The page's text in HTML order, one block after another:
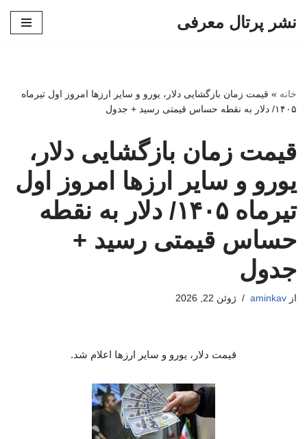
نشر پرتال معرفی
خانه » قیمت زمان بازگشایی دلار، یورو و سایر ارزها امروز اول تیرماه
۱۴۰۵/ دلار به نقطه حساس قیمتی رسید + جدول
قیمت زمان بازگشایی دلار،
یورو و سایر ارزها امروز اول
تیرماه ۱۴۰۵/ دلار به نقطه
حساس قیمتی رسید +
جدول
از aminkav ژوئن 22, 2026
قیمت دلار، یورو و سایر ارزها اعلام شد.